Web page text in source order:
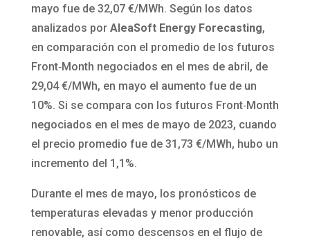
mayo fue de 32,07 €/MWh. Según los datos
analizados por AleaSoft Energy Forecasting,
en comparación con el promedio de los futuros
Front‑Month negociados en el mes de abril, de
29,04 €/MWh, en mayo el aumento fue de un
10%. Si se compara con los futuros Front‑Month
negociados en el mes de mayo de 2023, cuando
el precio promedio fue de 31,73 €/MWh, hubo un
incremento del 1,1%.
Durante el mes de mayo, los pronósticos de
temperaturas elevadas y menor producción
renovable, así como descensos en el flujo de